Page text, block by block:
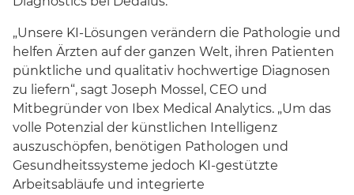
„Unsere KI-Lösungen verändern die Pathologie und
helfen Ärzten auf der ganzen Welt, ihren Patienten
pünktliche und qualitativ hochwertige Diagnosen
zu liefern“, sagt Joseph Mossel, CEO und
Mitbegründer von Ibex Medical Analytics. „Um das
volle Potenzial der künstlichen Intelligenz
auszuschöpfen, benötigen Pathologen und
Gesundheitssysteme jedoch KI-gestützte
Arbeitsabläufe und integrierte